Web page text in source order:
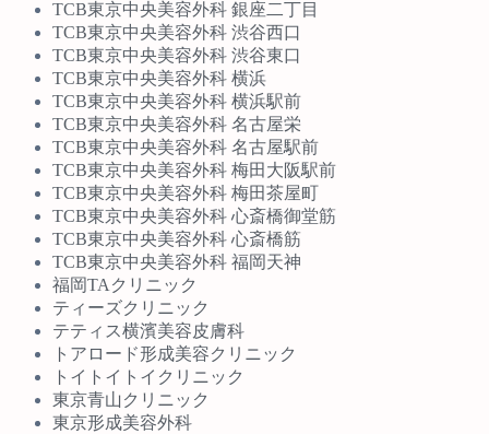
TCB東京中央美容外科 銀座二丁目
TCB東京中央美容外科 渋谷西口
TCB東京中央美容外科 渋谷東口
TCB東京中央美容外科 横浜
TCB東京中央美容外科 横浜駅前
TCB東京中央美容外科 名古屋栄
TCB東京中央美容外科 名古屋駅前
TCB東京中央美容外科 梅田大阪駅前
TCB東京中央美容外科 梅田茶屋町
TCB東京中央美容外科 心斎橋御堂筋
TCB東京中央美容外科 心斎橋筋
TCB東京中央美容外科 福岡天神
福岡TAクリニック
ティーズクリニック
テティス横濱美容皮膚科
トアロード形成美容クリニック
トイトイトイクリニック
東京青山クリニック
東京形成美容外科